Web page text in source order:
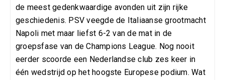
de meest gedenkwaardige avonden uit zijn rijke
geschiedenis. PSV veegde de Italiaanse grootmacht
Napoli met maar liefst 6-2 van de mat in de
groepsfase van de Champions League. Nog nooit
eerder scoorde een Nederlandse club zes keer in
één wedstrijd op het hoogste Europese podium. Wat